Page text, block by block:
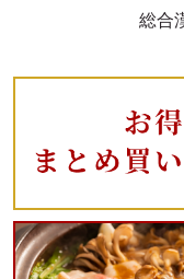
総合